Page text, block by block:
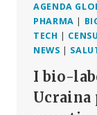
AGENDA
PHARMA |
TECH |
NEWS |
I bio-
Ucraina